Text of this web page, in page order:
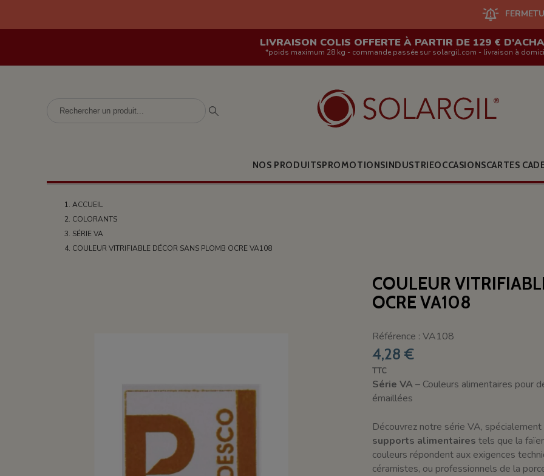
FERMETURE DU
LIVRAISON COLIS OFFERTE À PARTIR DE 129 €
*poids maximum 28 kg - commande passée sur solargil.com - livraison à
NOS PRODUITSPROMOTIONSINDUSTRIEOCCASIONSCARTES
ACCUEIL
COLORANTS
SÉRIE VA
COULEUR VITRIFIABLE DÉCOR SANS PLOMB OCRE VA108
COULEUR
OCRE VA108
Référence : VA108
4,28 €
TTC
Série VA– Couleurs alimentaires pour
émaillées
Découvrez notre série VA,
supports alimentaires tels que la
couleurs répondent aux exigences
céramistes, ou professionnels de la